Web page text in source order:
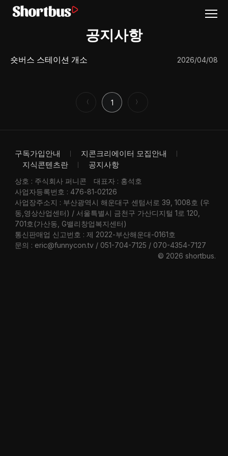
공지사항
숏버스 스테이션 개소 2026/04/08
〈 1 〉
구독가입안내
지콘크리에이터 모집안내
지식콘텐츠란
공지사항
상호 : 주식회사 퍼니콘
대표자 : 홍석호
사업자등록번호 : 476-81-02126
사업장주소지 : 부산광역시 해운대구 센텀서로 39, 1008호 (우
동,영상산업센터) / 서울특별시 금천구 가산디지털 1로 120,
701호(가산동, G밸리창업복지센터)
통신판매업 신고번호 : 제 2022-부산해운대-0161호
문의 : eric@funnycon.tv / 051-704-7125 / 070-4354-7127
© 2026 shortbus.